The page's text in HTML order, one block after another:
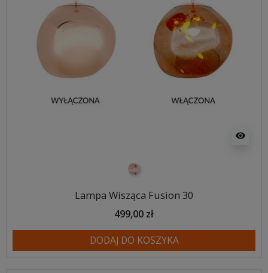
visibility
miedziany
Lampa Wisząca Fusion 30
499,00 zł
DODAJ DO KOSZYKA